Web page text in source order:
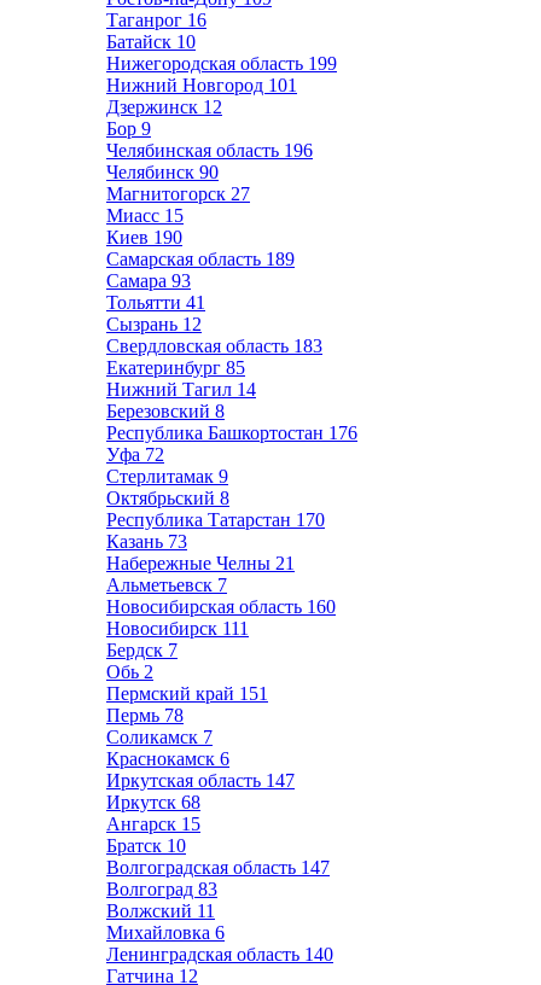
Таганрог 16
Батайск 10
Нижегородская область 199
Нижний Новгород 101
Дзержинск 12
Бор 9
Челябинская область 196
Челябинск 90
Магнитогорск 27
Миасс 15
Киев 190
Самарская область 189
Самара 93
Тольятти 41
Сызрань 12
Свердловская область 183
Екатеринбург 85
Нижний Тагил 14
Березовский 8
Республика Башкортостан 176
Уфа 72
Стерлитамак 9
Октябрьский 8
Республика Татарстан 170
Казань 73
Набережные Челны 21
Альметьевск 7
Новосибирская область 160
Новосибирск 111
Бердск 7
Обь 2
Пермский край 151
Пермь 78
Соликамск 7
Краснокамск 6
Иркутская область 147
Иркутск 68
Ангарск 15
Братск 10
Волгоградская область 147
Волгоград 83
Волжский 11
Михайловка 6
Ленинградская область 140
Гатчина 12